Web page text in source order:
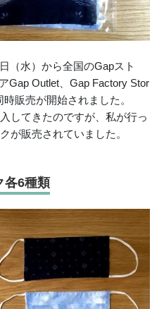
（水）から全国のGapスト
Gap Outlet、Gap Factory Stor
販売が開始されました。
してきたのですが、私が行っ
が販売されていました。
各6種類